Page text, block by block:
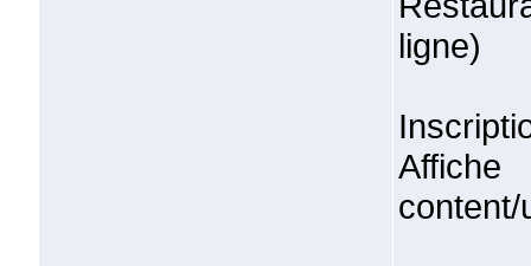
ligne)
content/